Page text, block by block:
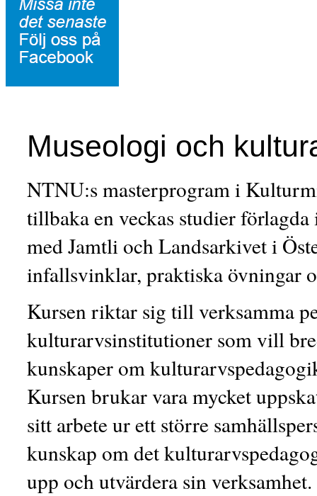
Museologi och
NTNU:s masterprogram i
tillbaka en veckas studier
med Jamtli och Landsarkivet i
infallsvinklar, praktiska övningar
Kursen riktar sig till verksamma
kulturarvsinstitutioner som vill
kunskaper om
Kursen brukar vara mycket
sitt arbete ur ett större
kunskap om det
upp och utvärdera sin verksamhet.